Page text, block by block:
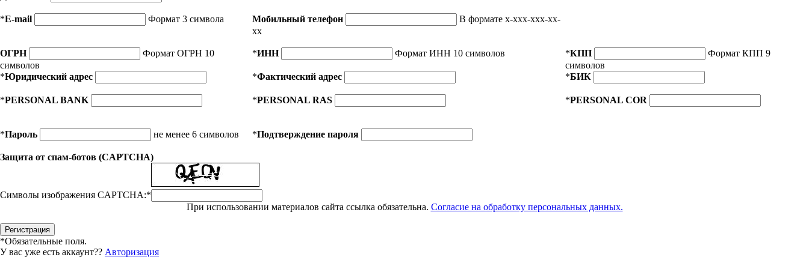
*E-mail Формат 3 символа Мобильный телефон
В формате x-xxx-xxx-xx-
xx
ОГРН
Формат ОГРН 10
символов
*ИНН Формат ИНН 10 символов *КПП
Формат КПП 9
символов
*Юридический адрес *Фактический адрес *БИК
*PERSONAL BANK *PERSONAL RAS *PERSONAL COR
*Пароль не менее 6 символов *Подтверждение пароля
Защита от спам-ботов (CAPTCHA)
Символы изображения CAPTCHA:*
При использовании материалов сайта ссылка обязательна. Согласие на обработку персональных данных.
*Обязательные поля.
У вас уже есть аккаунт?? Авторизация